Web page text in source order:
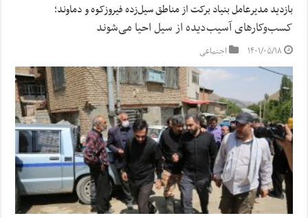
بازدید مدیرعامل بنیاد برکت از مناطق سیل‌زده فیروزکوه و دماوند؛
کسب‌وکارهای آسیب‌دیده از سیل احیا می‌شوند
۱۴۰۱/۰۵/۱۸ اجتماعی